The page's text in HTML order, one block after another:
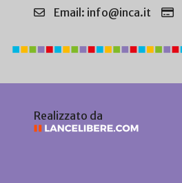
Email: info@inca.it
Realizzato da